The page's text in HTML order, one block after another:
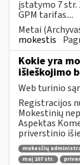
įstatymo 7 str.
GPM tarifas....
Metai
mokestis
Kokie yra
išieškojimo
Web turinio
Registracijos
Mokestinių
Aspektas
priverstinio
mokesčių
maį 107 str.